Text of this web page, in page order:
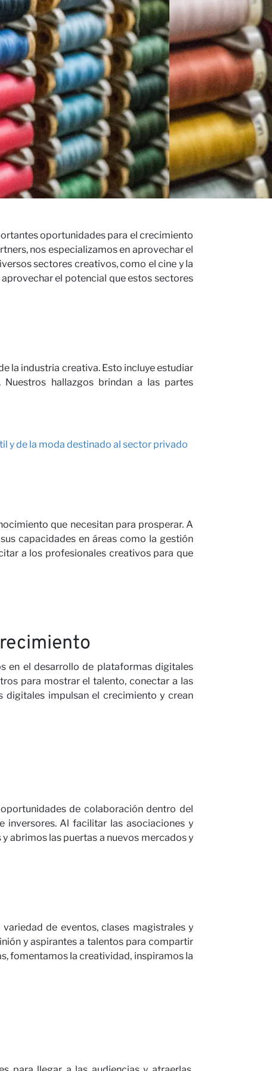
oportunidades para el crecimiento
nos especializamos en aprovechar el
sectores creativos, como el cine y la
el potencial que estos sectores
la industria creativa. Esto incluye estudiar
hallazgos brindan a las partes
y de la moda destinado al sector privado
que necesitan para prosperar. A
capacidades en áreas como la gestión
a los profesionales creativos para que
en el desarrollo de plataformas digitales
para mostrar el talento, conectar a las
digitales impulsan el crecimiento y crean
de colaboración dentro del
inversores. Al facilitar las asociaciones y
abrimos las puertas a nuevos mercados y
de eventos, clases magistrales y
y aspirantes a talentos para compartir
fomentamos la creatividad, inspiramos la